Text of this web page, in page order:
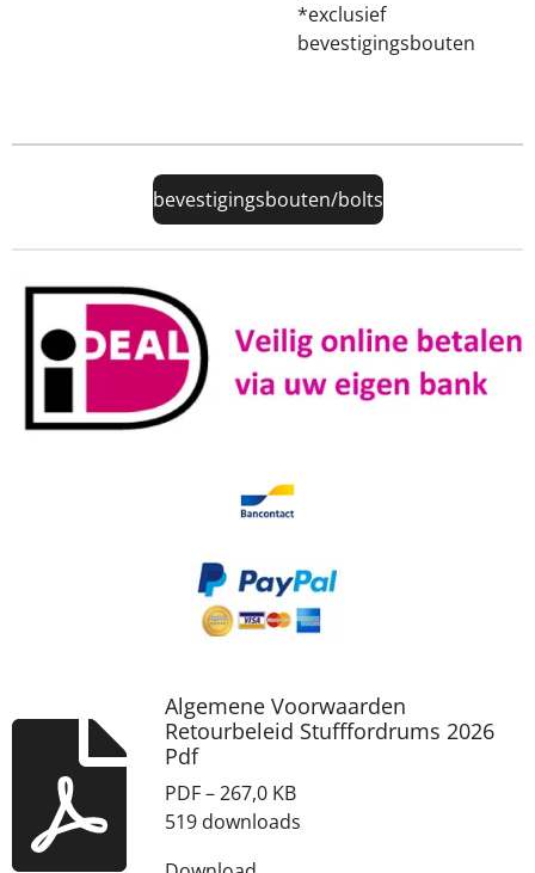
*exclusief
bevestigingsbouten
bevestigingsbouten/bolts
Algemene Voorwaarden
Retourbeleid Stufffordrums 2026
Pdf
PDF – 267,0 KB
519 downloads